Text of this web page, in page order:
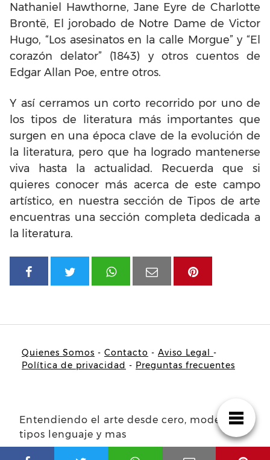
Nathaniel Hawthorne, Jane Eyre de Charlotte
Brontë, El jorobado de Notre Dame de Victor
Hugo, “Los asesinatos en la calle Morgue” y “El
corazón delator” (1843) y otros cuentos de
Edgar Allan Poe, entre otros.
Y así cerramos un corto recorrido por uno de
los tipos de literatura más importantes que
surgen en una época clave de la evolución de
la literatura, pero que ha logrado mantenerse
viva hasta la actualidad. Recuerda que si
quieres conocer más acerca de este campo
artístico, en nuestra sección de Tipos de arte
encuentras una sección completa dedicada a
la literatura.
Quienes Somos - Contacto - Aviso Legal -
Política de privacidad - Preguntas frecuentes
Entendiendo el arte desde cero, modelos
tipos lenguaje y mas